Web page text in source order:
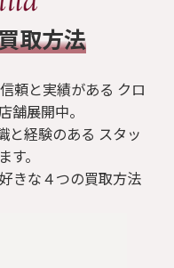
取方法
頼と実績がある クロ
舗展開中。
と経験のある スタッ
す。
きな４つの買取方法